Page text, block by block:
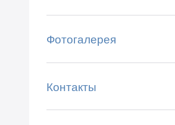
Фотогалерея
Контакты